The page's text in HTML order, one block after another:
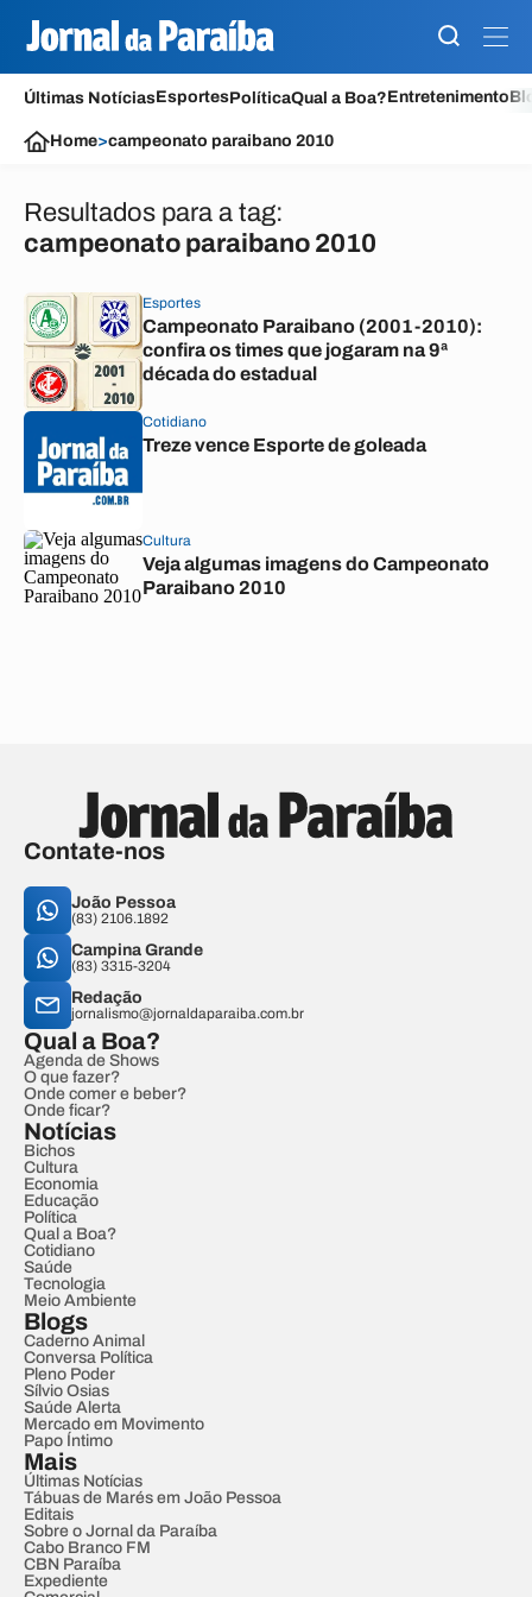
Últimas NotíciasEsportesPolíticaQual a Boa?Entretenimento
Home>campeonato paraibano 2010
Resultados para a tag:
campeonato paraibano 2010
Esportes
Campeonato Paraibano (2001-2010):
confira os times que jogaram na 9ª
década do estadual
Cotidiano
Treze vence Esporte de goleada
Cultura
Veja algumas imagens do Campeonato
Paraibano 2010
Contate-nos
João Pessoa
(83) 2106.1892
Campina Grande
(83) 3315-3204
Redação
jornalismo@jornaldaparaiba.com.br
Qual a Boa?
Agenda de Shows
O que fazer?
Onde comer e beber?
Onde ficar?
Notícias
Bichos
Cultura
Economia
Educação
Política
Qual a Boa?
Cotidiano
Saúde
Tecnologia
Meio Ambiente
Blogs
Caderno Animal
Conversa Política
Pleno Poder
Sílvio Osias
Saúde Alerta
Mercado em Movimento
Papo Íntimo
Mais
Últimas Notícias
Tábuas de Marés em João Pessoa
Editais
Sobre o Jornal da Paraíba
Cabo Branco FM
CBN Paraíba
Expediente